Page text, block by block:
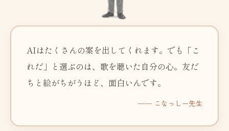
AIはたくさんの案を出してくれます。でも「こ
れだ」と選ぶのは、歌を聴いた自分の心。友だ
ちと絵がちがうほど、面白いんです。
── こなっしー先生